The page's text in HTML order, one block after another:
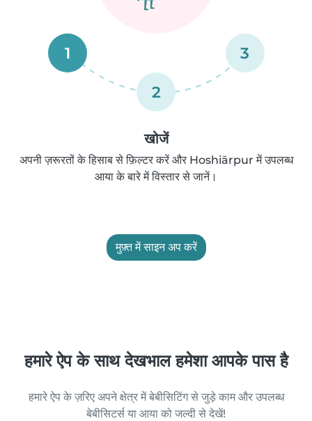
1
2
3
खोजें
अपनी ज़रूरतों के हिसाब से फ़िल्टर करें और Hoshiārpur में उपलब्ध
आया के बारे में विस्तार से जानें।
मुफ़्त में साइन अप करें
हमारे ऐप के साथ देखभाल हमेशा आपके पास है
हमारे ऐप के ज़रिए अपने क्षेत्र में बेबीसिटिंग से जुड़े काम और उपलब्ध
बेबीसिटर्स या आया को जल्दी से देखें!